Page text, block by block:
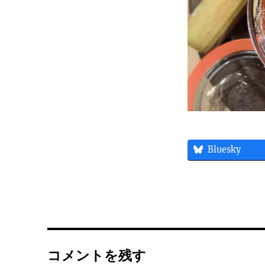
Bluesky
コメントを残す